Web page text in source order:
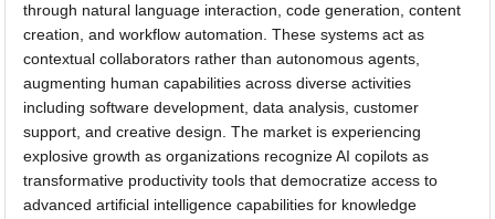
through natural language interaction, code generation, content
creation, and workflow automation. These systems act as
contextual collaborators rather than autonomous agents,
augmenting human capabilities across diverse activities
including software development, data analysis, customer
support, and creative design. The market is experiencing
explosive growth as organizations recognize AI copilots as
transformative productivity tools that democratize access to
advanced artificial intelligence capabilities for knowledge